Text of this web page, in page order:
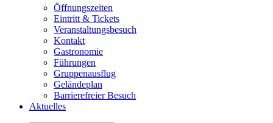
Öffnungszeiten
Eintritt & Tickets
Veranstaltungsbesuch
Kontakt
Gastronomie
Führungen
Gruppenausflug
Geländeplan
Barrierefreier Besuch
Aktuelles